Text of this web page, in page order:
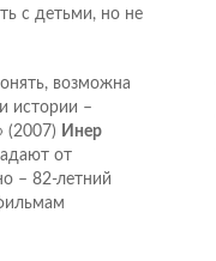
с детьми, но не
возможна
истории –
(2007) Инер
от
– 82-летний